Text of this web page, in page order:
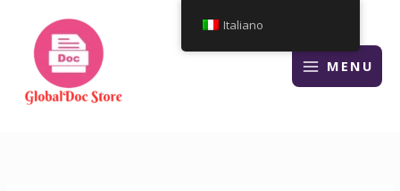
contenuto
MENU
Italiano